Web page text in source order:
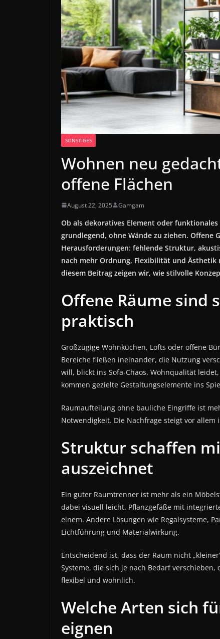
SONSTIGES
Wohnen neu
offene Flächen
August 22, 2025 Gamgam
Ob als dekoratives Element oder
grundlegend, ohne Wände zu ziehen. Offene
Herausforderungen: fehlende Struktur,
nach mehr Ordnung, Flexibilität und
diesem Beitrag zeigen wir, wie stilvolle
Offene Räume sind
praktisch
Großzügige Wohnküchen, Lofts oder offene
Bereiche fließen ineinander, die Nutzung
will, blickt ins Sofa-Chaos. Wohnqualität
kommen gezielte Gestaltungselemente ins
Raumaufteilung ohne bauliche Eingriffe ist
Notwendigkeit. Die Nachfrage steigt vor
Struktur schaffen
auszeichnet
Ein guter Raumtrenner ist mehr als ein
dabei visuell leicht. Pflanzgefäße mit
einem. Andere Lösungen wie Regalsysteme,
Lichtführung und Materialwirkung.
Entscheidend ist, dass der Raum nicht
Systeme, die sich je nach Bedarf
flexibel und wohnlich.
Welche Arten sich
eignen